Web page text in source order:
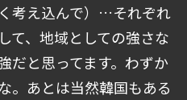
考え込んで）…それぞれ
て、地域としての強さな
だと思ってます。わずか
。あとは当然韓国もある